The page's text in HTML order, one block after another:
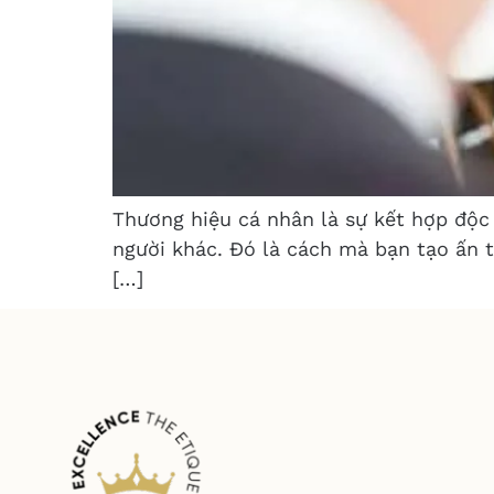
Thương hiệu cá nhân là sự kết hợp
người khác. Đó là cách mà bạn tạo ấn
[…]